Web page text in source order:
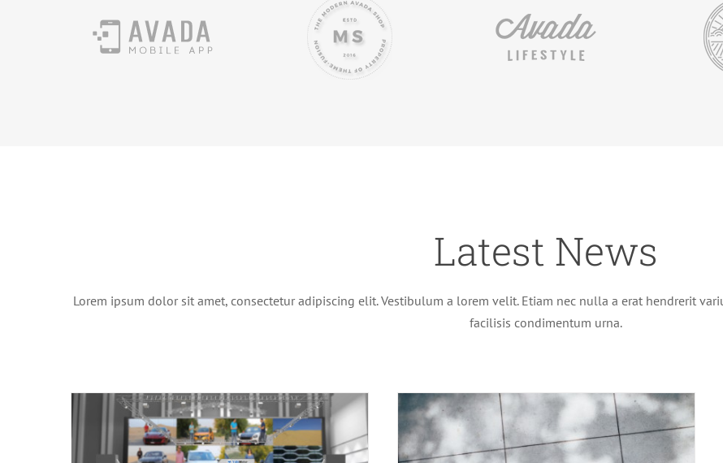
Latest News
Lorem ipsum dolor sit amet, consectetur adipiscing elit. Vestibulum a lorem velit. Etiam nec nulla a erat hendrerit
facilisis condimentum urna.
Op zoek naar online alternatieven
samenwerking tussen Vosteq en
Neurala (USA)